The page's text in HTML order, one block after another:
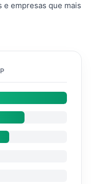
e empresas que mais